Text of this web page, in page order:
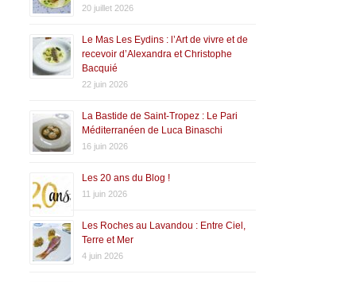
20 juillet 2026
Le Mas Les Eydins : l’Art de vivre et de
recevoir d’Alexandra et Christophe
Bacquié
22 juin 2026
La Bastide de Saint-Tropez : Le Pari
Méditerranéen de Luca Binaschi
16 juin 2026
Les 20 ans du Blog !
11 juin 2026
Les Roches au Lavandou : Entre Ciel,
Terre et Mer
4 juin 2026